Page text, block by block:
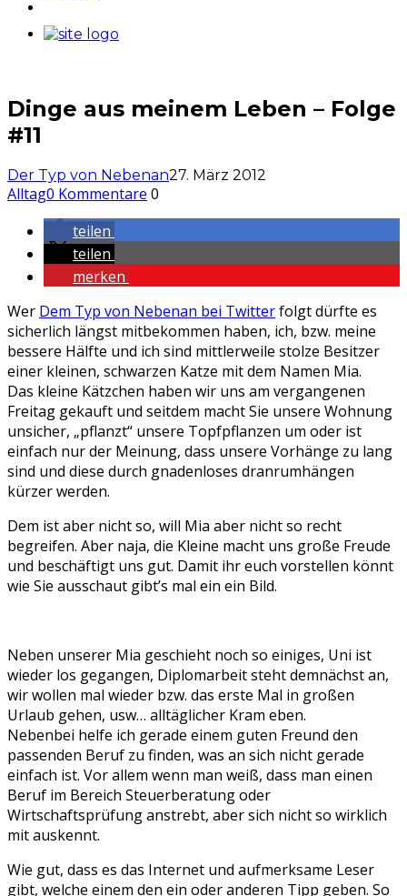
Dinge aus meinem Leben – Folge
#11
Der Typ von Nebenan27. März 2012
Alltag0 Kommentare 0
teilen
teilen
merken
Wer Dem Typ von Nebenan bei Twitterfolgt dürfte es
sicherlich längst mitbekommen haben, ich, bzw. meine
bessere Hälfte und ich sind mittlerweile stolze Besitzer
einer kleinen, schwarzen Katze mit dem Namen Mia.
Das kleine Kätzchen haben wir uns am vergangenen
Freitag gekauft und seitdem macht Sie unsere Wohnung
unsicher, „pflanzt“ unsere Topfpflanzen um oder ist
einfach nur der Meinung, dass unsere Vorhänge zu lang
sind und diese durch gnadenloses dranrumhängen
kürzer werden.
Dem ist aber nicht so, will Mia aber nicht so recht
begreifen. Aber naja, die Kleine macht uns große Freude
und beschäftigt uns gut. Damit ihr euch vorstellen könnt
wie Sie ausschaut gibt’s mal ein ein Bild.
Neben unserer Mia geschieht noch so einiges, Uni ist
wieder los gegangen, Diplomarbeit steht demnächst an,
wir wollen mal wieder bzw. das erste Mal in großen
Urlaub gehen, usw… alltäglicher Kram eben.
Nebenbei helfe ich gerade einem guten Freund den
passenden Beruf zu finden, was an sich nicht gerade
einfach ist. Vor allem wenn man weiß, dass man einen
Beruf im Bereich Steuerberatung oder
Wirtschaftsprüfung anstrebt, aber sich nicht so wirklich
mit auskennt.
Wie gut, dass es das Internet und aufmerksame Leser
gibt, welche einem den ein oder anderen Tipp geben. So